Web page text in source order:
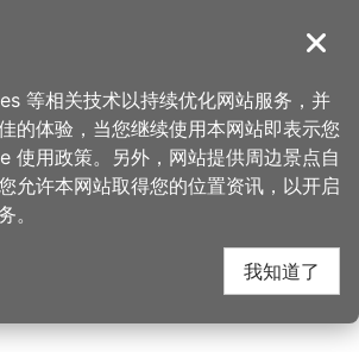
導覽
食、购物 > 大三民餐厅
厅 周边景点
关闭
等相关技术以持续优化网站服务，并
的体验，当您继续使用本网站即表示您
使用政策。另外，网站提供周边景点自
允许本网站取得您的位置资讯，以开启
。
我知道了